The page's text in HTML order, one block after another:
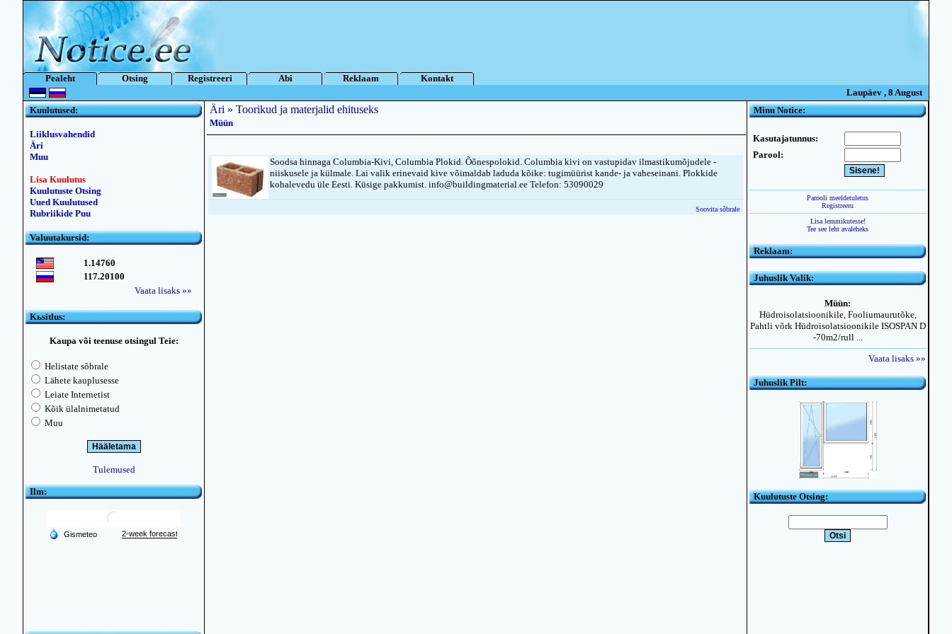
Pealeht Otsing Registreeri Abi Reklaam
Kontakt
Laupäev , 8 August
Kuulutused:
Liiklusvahendid
Äri
Muu
Lisa Kuulutus
Kuulutuste Otsing
Uued Kuulutused
Rubriikide Puu
Valuutakursid:
1.14760
117.20100
Vaata lisaks »»
Kьsitlus:
Kaupa või teenuse otsingul Teie:
Helistate sõbrale
Lähete kauplusesse
Leiate Internetist
Kõik ülalnimetatud
Muu
Tulemused
Ilm:
Äri » Toorikud ja materjalid ehituseks
Müün
Soodsa hinnaga Columbia-Kivi, Columbia Plokid. Õõnespolokid. Columbia kivi on vastupidav ilmastikumõjudele -
niiskusele ja külmale. Lai valik erinevaid kive võimaldab laduda kõike: tugimüürist kande- ja vaheseinani. Plokkide
kohalevedu üle Eesti. Küsige pakkumist. info@buildingmaterial.ee Telefon: 53090029
Soovita sõbrale
Minu Notice:
Kasutajatunnus:
Parool:
Parooli meeldetuletus
Registreeru
Lisa lemmikutesse!
Tee see leht avaleheks
Reklaam:
Juhuslik Valik:
Müün:
Hüdroisolatsioonikile, Fooliumaurutõke,
Pahtli võrk Hüdroisolatsioonikile ISOSPAN D
-70m2/rull ...
Vaata lisaks »»
Juhuslik Pilt:
Kuulutuste Otsing: